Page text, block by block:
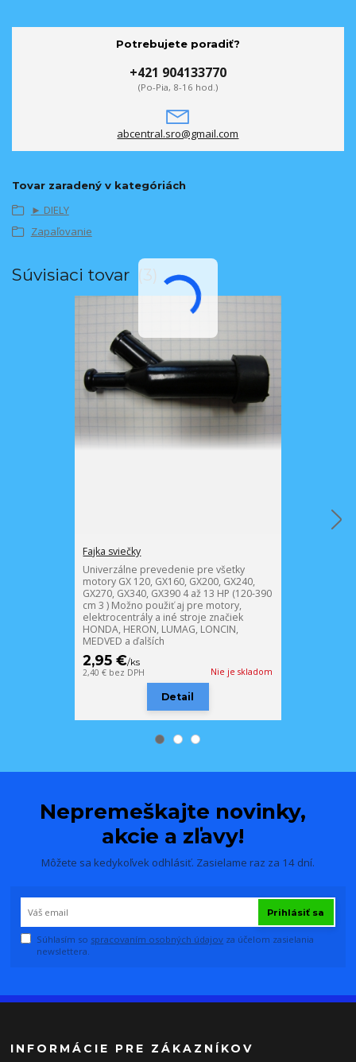
Potrebujete poradiť?
+421 904133770
(Po-Pia, 8-16 hod.)
abcentral.sro@gmail.com
Tovar zaradený v kategóriách
► DIELY
Zapaľovanie
Súvisiaci tovar 3
Fajka sviečky
Univerzálne prevedenie pre všetky
motory GX 120, GX160, GX200, GX240,
GX270, GX340, GX390 4 až 13 HP (120-390
cm 3 ) Možno použiť aj pre motory,
elektrocentrály a iné stroje značiek
HONDA, HERON, LUMAG, LONCIN,
MEDVED a ďalších
2,95 €/ks
2,40 € bez DPH Nie je skladom
Detail
Nepremeškajte novinky,
akcie a zľavy!
Môžete sa kedykoľvek odhlásiť. Zasielame raz za 14 dní.
Prihlásiť sa
Súhlasím so spracovaním osobných údajov za účelom zasielania
newslettera.
INFORMÁCIE PRE ZÁKAZNÍKOV